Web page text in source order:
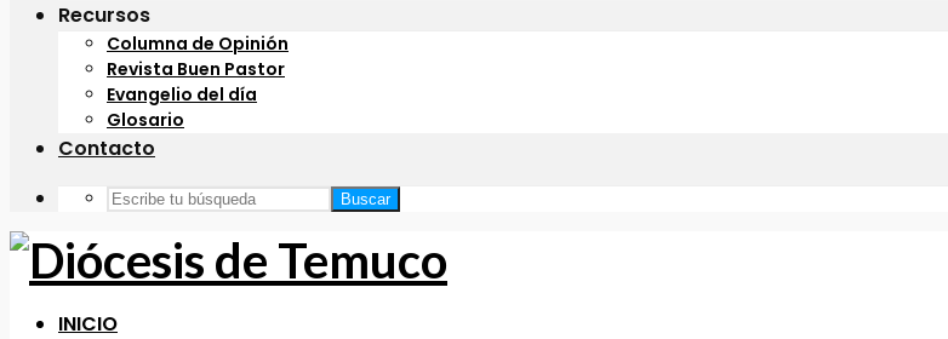
Recursos
Columna de Opinión
Revista Buen Pastor
Evangelio del día
Glosario
Contacto
Buscar
INICIO